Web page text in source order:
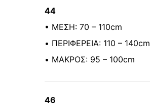
44
• ΜΕΣΗ: 70 – 110cm
• ΠΕΡΙΦΕΡΕΙΑ: 110 – 140cm
• ΜΑΚΡΟΣ: 95 – 100cm
46